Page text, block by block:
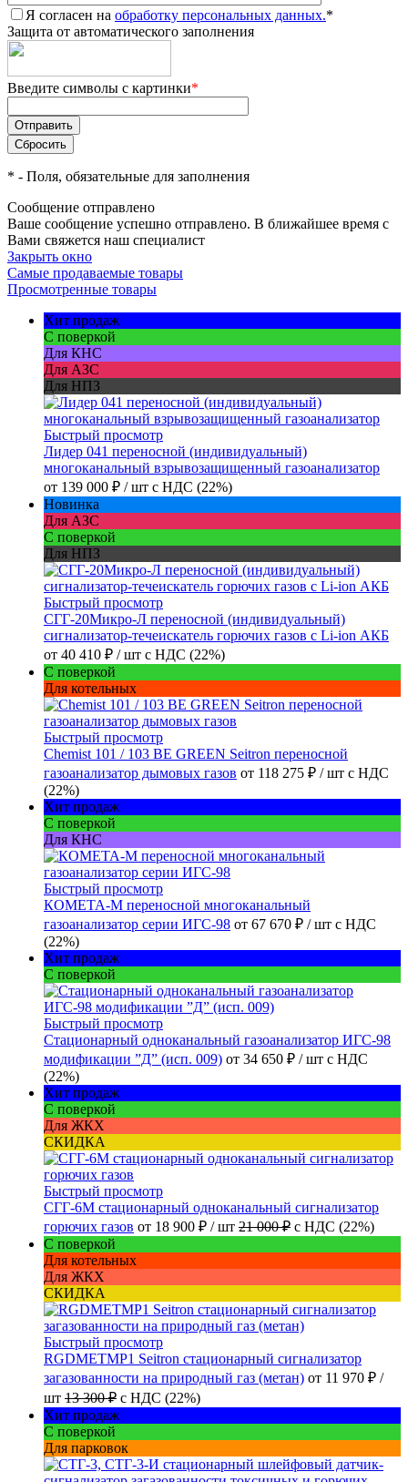
Я согласен на обработку персональных данных.*
Защита от автоматического заполнения
Введите символы с картинки*
* - Поля, обязательные для заполнения
Сообщение отправлено
Ваше сообщение успешно отправлено. В ближайшее время с
Вами свяжется наш специалист
Закрыть окно
Самые продаваемые товары
Просмотренные товары
Хит продаж
С поверкой
Для КНС
Для АЗС
Для НПЗ
Быстрый просмотр
Лидер 041 переносной (индивидуальный)
многоканальный взрывозащищенный газоанализатор
от 139 000 ₽ / шт с НДС (22%)
Новинка
Для АЗС
С поверкой
Для НПЗ
Быстрый просмотр
СГГ-20Микро-Л переносной (индивидуальный)
сигнализатор-течеискатель горючих газов с Li-ion АКБ
от 40 410 ₽ / шт с НДС (22%)
С поверкой
Для котельных
Быстрый просмотр
Chemist 101 / 103 BE GREEN Seitron переносной
газоанализатор дымовых газов от 118 275 ₽ / шт с НДС
(22%)
Хит продаж
С поверкой
Для КНС
Быстрый просмотр
КОМЕТА-М переносной многоканальный
газоанализатор серии ИГС-98 от 67 670 ₽ / шт с НДС
(22%)
Хит продаж
С поверкой
Быстрый просмотр
Стационарный одноканальный газоанализатор ИГС-98
модификации ”Д” (исп. 009) от 34 650 ₽ / шт с НДС
(22%)
Хит продаж
С поверкой
Для ЖКХ
СКИДКА
Быстрый просмотр
СГГ-6М стационарный одноканальный сигнализатор
горючих газов от 18 900 ₽ / шт 21 000 ₽ с НДС (22%)
С поверкой
Для котельных
Для ЖКХ
СКИДКА
Быстрый просмотр
RGDMETMP1 Seitron стационарный сигнализатор
загазованности на природный газ (метан) от 11 970 ₽ /
шт 13 300 ₽ с НДС (22%)
Хит продаж
С поверкой
Для парковок